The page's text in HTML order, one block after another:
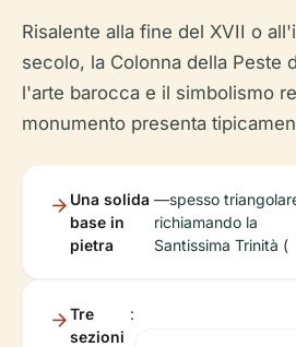
Risalente alla fine del XVII o
secolo, la Colonna della Peste
l'arte barocca e il simbolismo
monumento presenta
Una solida
base in
pietra
—spesso
richiamando la
Santissima Trinità (
Tre
sezioni
: